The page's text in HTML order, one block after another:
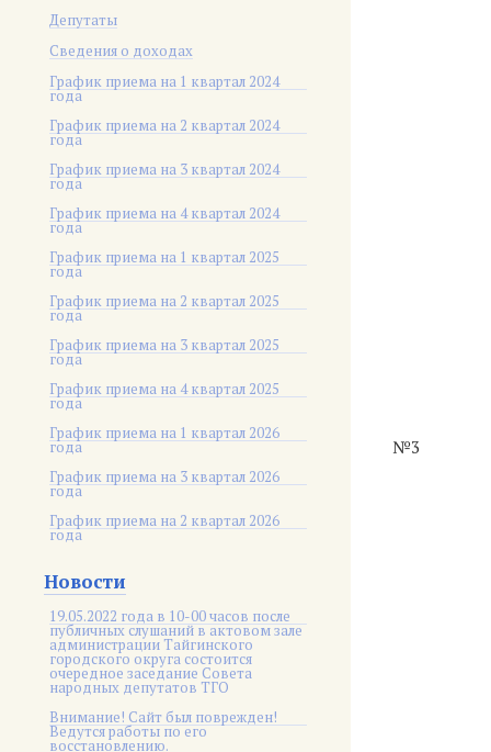
Депутаты
Сведения о доходах
График приема на 1 квартал 2024
года
График приема на 2 квартал 2024
года
График приема на 3 квартал 2024
года
График приема на 4 квартал 2024
года
График приема на 1 квартал 2025
года
График приема на 2 квартал 2025
года
График приема на 3 квартал 2025
года
График приема на 4 квартал 2025
года
График приема на 1 квартал 2026
года
График приема на 3 квартал 2026
года
График приема на 2 квартал 2026
года
Новости
19.05.2022 года в 10-00 часов после
публичных слушаний в актовом зале
администрации Тайгинского
городского округа состоится
очередное заседание Совета
народных депутатов ТГО
Внимание! Сайт был поврежден!
Ведутся работы по его
восстановлению.
№3